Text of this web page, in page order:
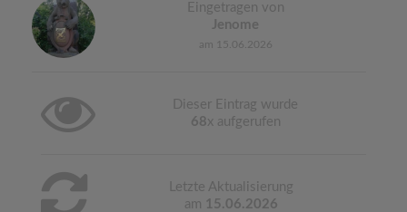
Eingetragen von
Jenome
am 15.06.2026
Dieser Eintrag wurde
68x aufgerufen
Letzte Aktualisierung
am 15.06.2026